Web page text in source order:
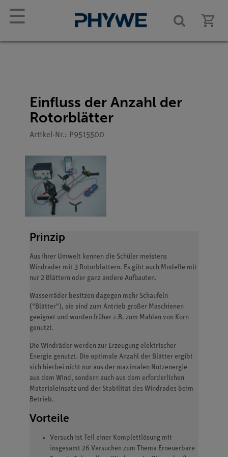
☰
Einfluss der Anzahl der
Rotorblätter
Artikel-Nr.: P9515500
Prinzip
Aus ihrer Umwelt kennen die Schüler meistens
Windräder mit 3 Rotorblättern. Es gibt auch Modelle mit
nur 2 Blättern oder ganz andere Aufbauten.
Wasserräder besitzen dagegen mehr Schaufeln
("Blätter"), sie sind zum Antrieb großer Maschienen
geeignet und wurden früher z.B. zum Mahlen von Korn
genutzt.
Die Windräder werden zur Erzeugung elektrischer
Energie genutzt. Die optimale Anzahl der Blätter ergibt
sich hierbei nicht nur aus der maximalen Nutzenergie
aus dem Wind, sondern auch aus dem erforderlichen
Materialeinsatz und der Stabilität des Windrades beim
Betrieb.
Vorteile
Versuch ist Teil einer Komplettlösung mit
insgesamt 26 Versuchen zum Thema Erneuerbare